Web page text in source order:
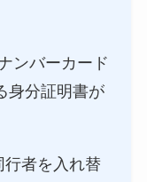
ンバーカード
身分証明書が
行者を入れ替